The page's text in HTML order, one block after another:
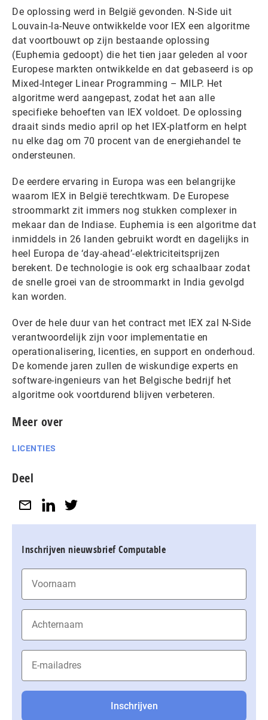
De oplossing werd in België gevonden. N-Side uit
Louvain-la-Neuve ontwikkelde voor IEX een algoritme
dat voortbouwt op zijn bestaande oplossing
(Euphemia gedoopt) die het tien jaar geleden al voor
Europese markten ontwikkelde en dat gebaseerd is op
Mixed-Integer Linear Programming – MILP. Het
algoritme werd aangepast, zodat het aan alle
specifieke behoeften van IEX voldoet. De oplossing
draait sinds medio april op het IEX-platform en helpt
nu elke dag om 70 procent van de energiehandel te
ondersteunen.
De eerdere ervaring in Europa was een belangrijke
waarom IEX in België terechtkwam. De Europese
stroommarkt zit immers nog stukken complexer in
mekaar dan de Indiase. Euphemia is een algoritme dat
inmiddels in 26 landen gebruikt wordt en dagelijks in
heel Europa de ‘day-ahead’-elektriciteitsprijzen
berekent. De technologie is ook erg schaalbaar zodat
de snelle groei van de stroommarkt in India gevolgd
kan worden.
Over de hele duur van het contract met IEX zal N-Side
verantwoordelijk zijn voor implementatie en
operationalisering, licenties, en support en onderhoud.
De komende jaren zullen de wiskundige experts en
software-ingenieurs van het Belgische bedrijf het
algoritme ook voortdurend blijven verbeteren.
Meer over
LICENTIES
Deel
Inschrijven nieuwsbrief Computable